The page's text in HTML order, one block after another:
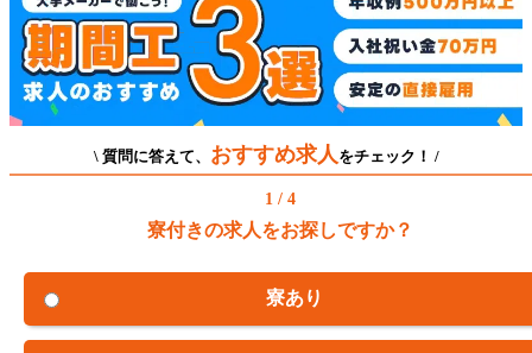
\ 質問に答えて、 おすすめ求人 をチェック！ /
1 / 4
寮付きの求人をお探しですか？
寮あり